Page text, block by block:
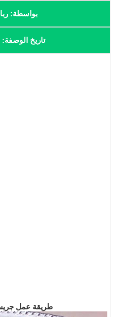
بواسطة:
تاريخ الوصفة: 18/12/2021
طريقة عمل